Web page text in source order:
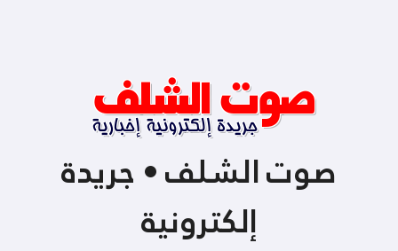
صوت الشلف • جريدة
إلكترونية